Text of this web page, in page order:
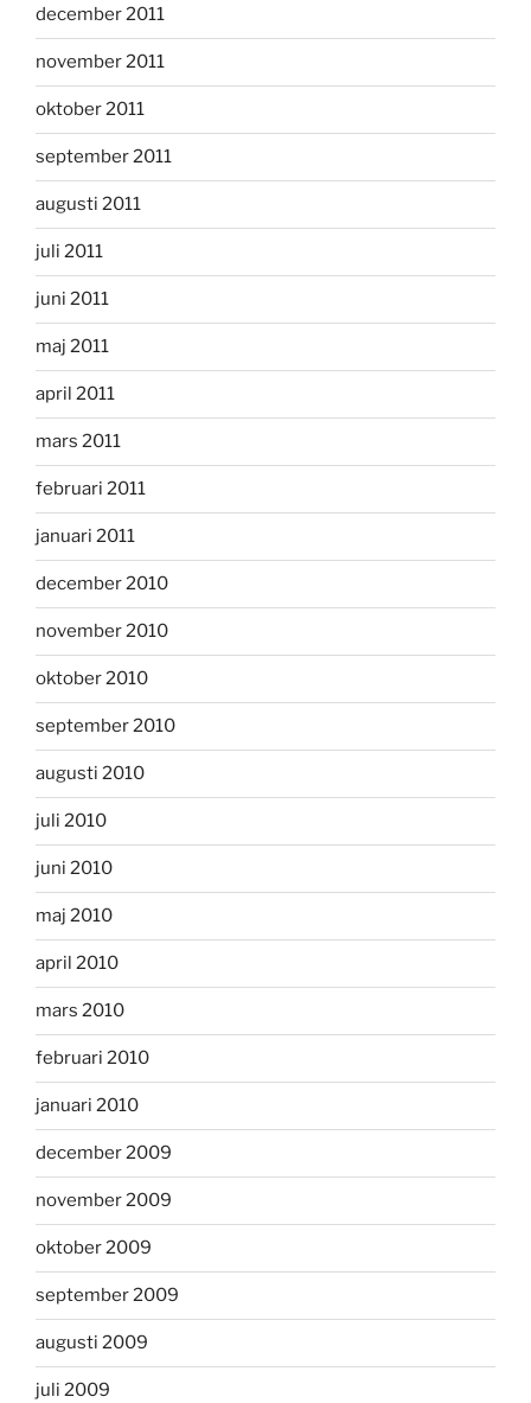
december 2011
november 2011
oktober 2011
september 2011
augusti 2011
juli 2011
juni 2011
maj 2011
april 2011
mars 2011
februari 2011
januari 2011
december 2010
november 2010
oktober 2010
september 2010
augusti 2010
juli 2010
juni 2010
maj 2010
april 2010
mars 2010
februari 2010
januari 2010
december 2009
november 2009
oktober 2009
september 2009
augusti 2009
juli 2009